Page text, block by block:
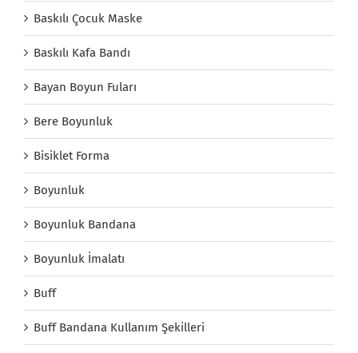
Baskılı Çocuk Maske
Baskılı Kafa Bandı
Bayan Boyun Fuları
Bere Boyunluk
Bisiklet Forma
Boyunluk
Boyunluk Bandana
Boyunluk İmalatı
Buff
Buff Bandana Kullanım Şekilleri